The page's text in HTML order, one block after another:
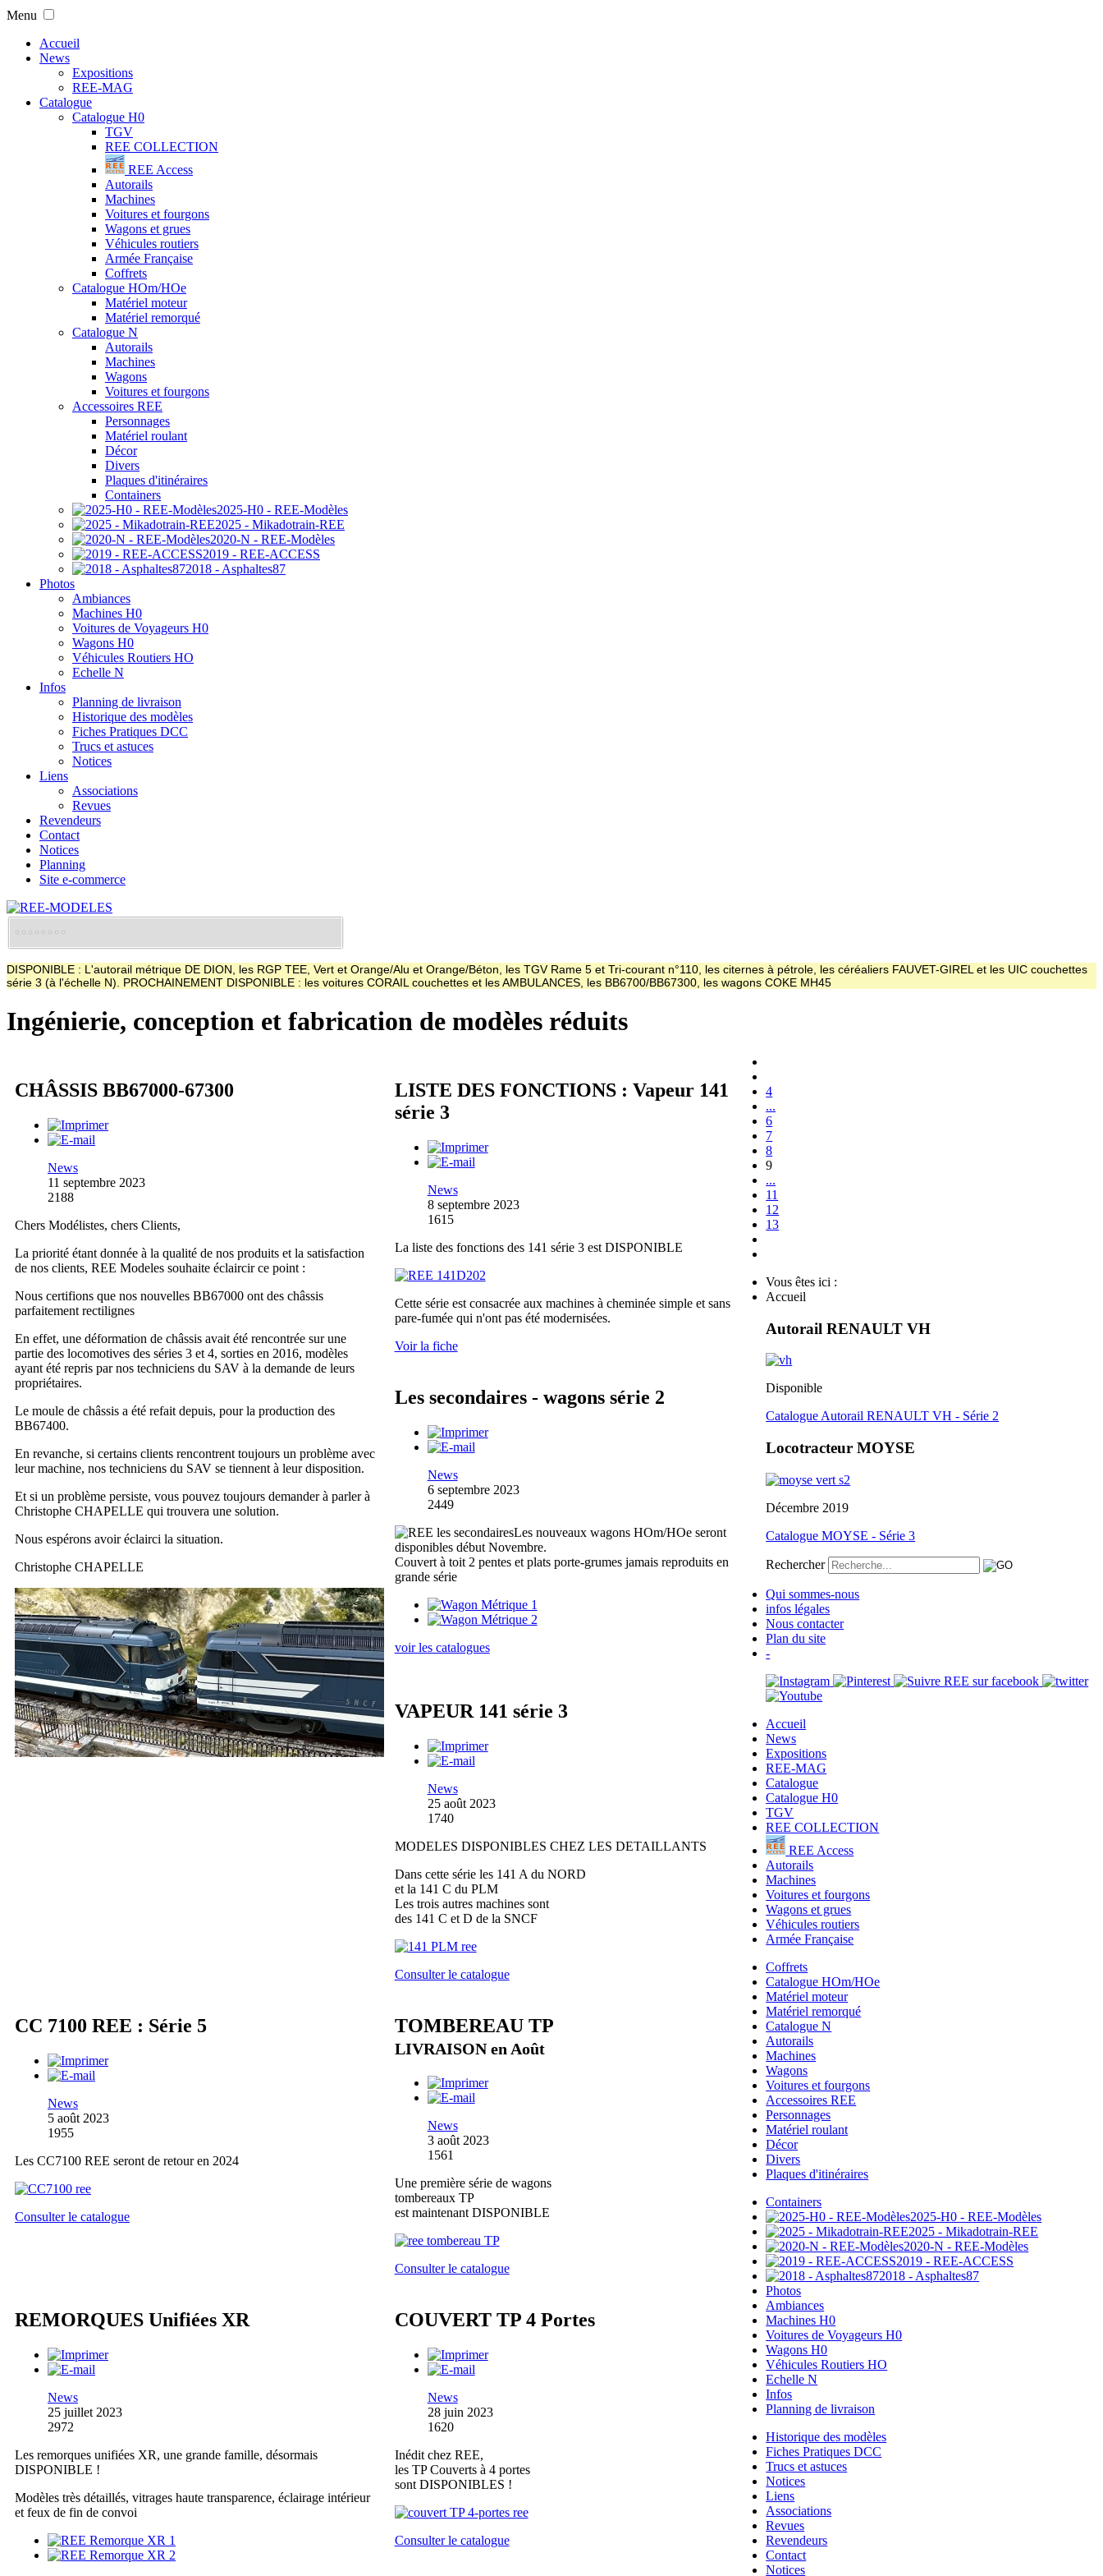
Menu
Accueil
News
Expositions
REE-MAG
Catalogue
Catalogue H0
TGV
REE COLLECTION
REE Access
Autorails
Machines
Voitures et fourgons
Wagons et grues
Véhicules routiers
Armée Française
Coffrets
Catalogue HOm/HOe
Matériel moteur
Matériel remorqué
Catalogue N
Autorails
Machines
Wagons
Voitures et fourgons
Accessoires REE
Personnages
Matériel roulant
Décor
Divers
Plaques d'itinéraires
Containers
2025-H0 - REE-Modèles
2025 - Mikadotrain-REE
2020-N - REE-Modèles
2019 - REE-ACCESS
2018 - Asphaltes87
Photos
Ambiances
Machines H0
Voitures de Voyageurs H0
Wagons H0
Véhicules Routiers HO
Echelle N
Infos
Planning de livraison
Historique des modèles
Fiches Pratiques DCC
Trucs et astuces
Notices
Liens
Associations
Revues
Revendeurs
Contact
Notices
Planning
Site e-commerce
DISPONIBLE : L'autorail métrique DE DION, les RGP TEE, Vert et Orange/Alu et Orange/Béton, les TGV Rame 5 et Tri-courant n°110, les citernes à pétrole, les céréaliers FAUVET-GIREL et les UIC couchettes
série 3 (à l'échelle N). PROCHAINEMENT DISPONIBLE : les voitures CORAIL couchettes et les AMBULANCES, les BB6700/BB67300, les wagons COKE MH45
Ingénierie, conception et fabrication de modèles réduits
CHÂSSIS BB67000-67300
News
11 septembre 2023
2188
Chers Modélistes, chers Clients,
La priorité étant donnée à la qualité de nos produits et la satisfaction
de nos clients, REE Modeles souhaite éclaircir ce point :
Nous certifions que nos nouvelles BB67000 ont des châssis
parfaitement rectilignes
En effet, une déformation de châssis avait été rencontrée sur une
partie des locomotives des séries 3 et 4, sorties en 2016, modèles
ayant été repris par nos techniciens du SAV à la demande de leurs
propriétaires.
Le moule de châssis a été refait depuis, pour la production des
BB67400.
En revanche, si certains clients rencontrent toujours un problème avec
leur machine, nos techniciens du SAV se tiennent à leur disposition.
Et si un problème persiste, vous pouvez toujours demander à parler à
Christophe CHAPELLE qui trouvera une solution.
Nous espérons avoir éclairci la situation.
Christophe CHAPELLE
LISTE DES FONCTIONS : Vapeur 141
série 3
News
8 septembre 2023
1615
La liste des fonctions des 141 série 3 est DISPONIBLE
Cette série est consacrée aux machines à cheminée simple et sans
pare-fumée qui n'ont pas été modernisées.
Voir la fiche
Les secondaires - wagons série 2
News
6 septembre 2023
2449
Les nouveaux wagons HOm/HOe seront
disponibles début Novembre.
Couvert à toit 2 pentes et plats porte-grumes jamais reproduits en
grande série
voir les catalogues
VAPEUR 141 série 3
News
25 août 2023
1740
MODELES DISPONIBLES CHEZ LES DETAILLANTS
Dans cette série les 141 A du NORD
et la 141 C du PLM
Les trois autres machines sont
des 141 C et D de la SNCF
Consulter le catalogue
CC 7100 REE : Série 5
News
5 août 2023
1955
Les CC7100 REE seront de retour en 2024
Consulter le catalogue
TOMBEREAU TP
LIVRAISON en Août
News
3 août 2023
1561
Une première série de wagons
tombereaux TP
est maintenant DISPONIBLE
Consulter le catalogue
REMORQUES Unifiées XR
News
25 juillet 2023
2972
Les remorques unifiées XR, une grande famille, désormais
DISPONIBLE !
Modèles très détaillés, vitrages haute transparence, éclairage intérieur
et feux de fin de convoi
COUVERT TP 4 Portes
News
28 juin 2023
1620
Inédit chez REE,
les TP Couverts à 4 portes
sont DISPONIBLES !
Consulter le catalogue
4
...
6
7
8
9
...
11
12
13
Vous êtes ici :
Accueil
Autorail RENAULT VH
Disponible
Catalogue Autorail RENAULT VH - Série 2
Locotracteur MOYSE
Décembre 2019
Catalogue MOYSE - Série 3
Rechercher
Qui sommes-nous
infos légales
Nous contacter
Plan du site
-
Accueil
News
Expositions
REE-MAG
Catalogue
Catalogue H0
TGV
REE COLLECTION
REE Access
Autorails
Machines
Voitures et fourgons
Wagons et grues
Véhicules routiers
Armée Française
Coffrets
Catalogue HOm/HOe
Matériel moteur
Matériel remorqué
Catalogue N
Autorails
Machines
Wagons
Voitures et fourgons
Accessoires REE
Personnages
Matériel roulant
Décor
Divers
Plaques d'itinéraires
Containers
2025-H0 - REE-Modèles
2025 - Mikadotrain-REE
2020-N - REE-Modèles
2019 - REE-ACCESS
2018 - Asphaltes87
Photos
Ambiances
Machines H0
Voitures de Voyageurs H0
Wagons H0
Véhicules Routiers HO
Echelle N
Infos
Planning de livraison
Historique des modèles
Fiches Pratiques DCC
Trucs et astuces
Notices
Liens
Associations
Revues
Revendeurs
Contact
Notices